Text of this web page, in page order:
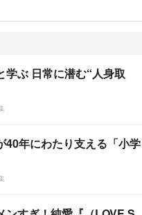
学ぶ 日常に潜む“人身取
40年にわたり支える「小学